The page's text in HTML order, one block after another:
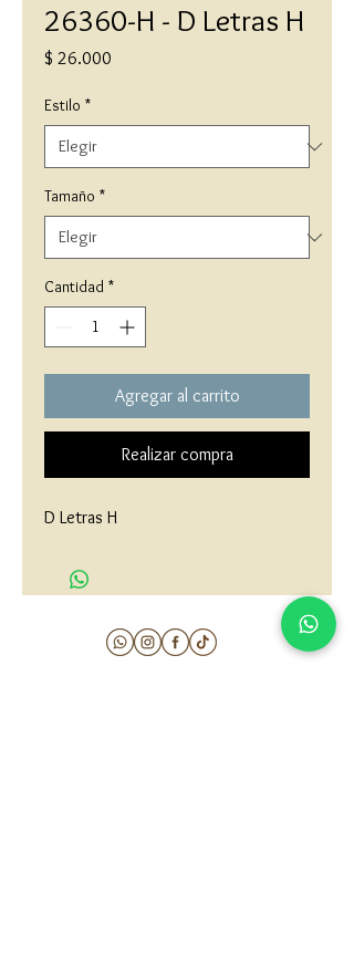
26360-H - D Letras H
$ 26.000
Estilo *
Tamaño *
Cantidad *
Agregar al carrito
Realizar compra
D Letras H